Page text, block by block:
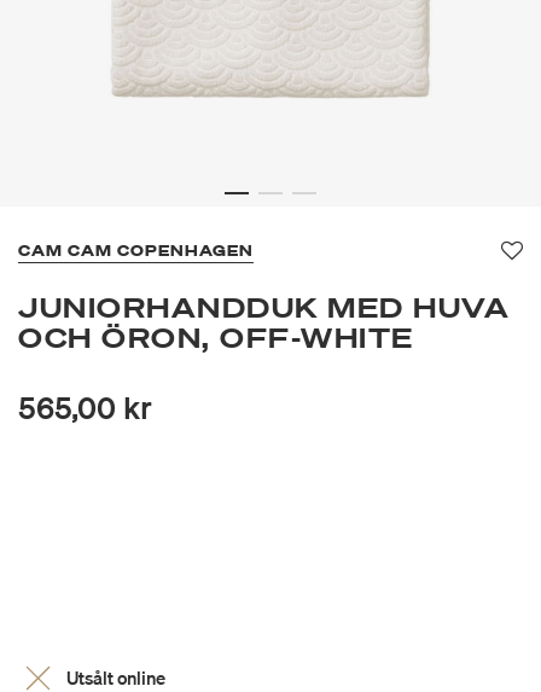
CAM CAM COPENHAGEN
JUNIORHANDDUK MED HUVA
OCH ÖRON, OFF-WHITE
565,00 kr
Utsålt online